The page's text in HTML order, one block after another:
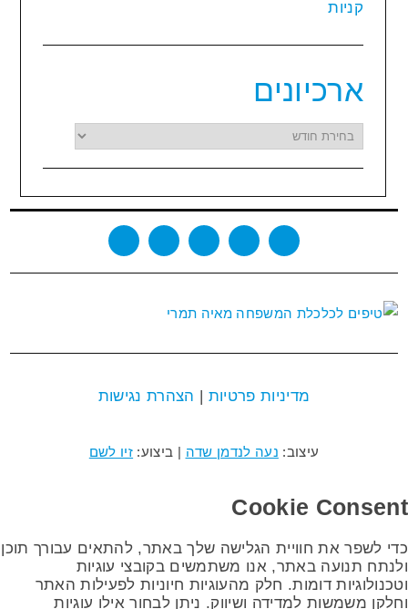
קניות
ארכיונים
ארכיונים
מדיניות פרטיות | הצהרת נגישות
עיצוב: נעה לנדמן שדה | ביצוע: זיו לשם